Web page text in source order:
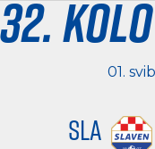
32. kolo
01.
SLA